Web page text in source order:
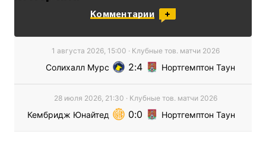
Комментарии
1 августа 2026, 15:00 · Клубные тов. матчи 2026
Солихалл Мурс 2 4 Нортгемптон Таун
28 июля 2026, 21:30 · Клубные тов. матчи 2026
Кембридж Юнайтед 0 0 Нортгемптон Таун